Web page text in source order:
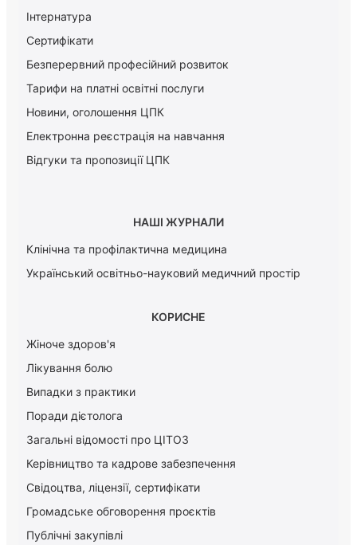
Інтернатура
Сертифікати
Безперервний професійний розвиток
Тарифи на платні освітні послуги
Новини, оголошення ЦПК
Електронна реєстрація на навчання
Відгуки та пропозиції ЦПК
НАШІ ЖУРНАЛИ
Клінічна та профілактична медицина
Український освітньо-науковий медичний простір
КОРИСНЕ
Жіноче здоров'я
Лікування болю
Випадки з практики
Поради дієтолога
Загальні відомості про ЦІТОЗ
Керiвництво та кадрове забезпечення
Свідоцтва, ліцензії, сертифікати
Громадське обговорення проєктів
Публічні закупівлі